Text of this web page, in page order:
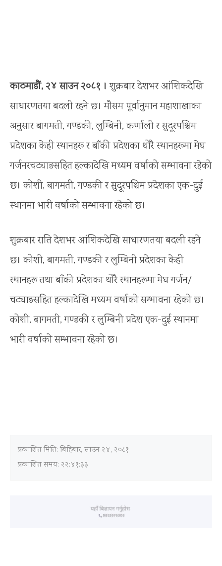
काठमाडौं, २४ साउन २०८१ । शुक्रबार देशभर आंशिकदेखि
साधारणतया बदली रहने छ। मौसम पूर्वानुमान महाशाखाका
अनुसार बागमती, गण्डकी, लुम्बिनी, कर्णाली र सुदूरपश्चिम
प्रदेशका केही स्थानहरू र बाँकी प्रदेशका थोरै स्थानहरूमा मेघ
गर्जनरचट्याङसहित हल्कादेखि मध्यम वर्षाको सम्भावना रहेको
छ। कोशी, बागमती, गण्डकी र सुदूरपश्चिम प्रदेशका एक-दुई
स्थानमा भारी वर्षाको सम्भावना रहेको छ।
शुक्रबार राति देशभर आंशिकदेखि साधारणतया बदली रहने
छ। कोशी, बागमती, गण्डकी र लुम्बिनी प्रदेशका केही
स्थानहरू तथा बाँकी प्रदेशका थोरै स्थानहरूमा मेघ गर्जन/
चट्याङसहित हल्कादेखि मध्यम वर्षाको सम्भावना रहेको छ।
कोशी, बागमती, गण्डकी र लुम्बिनी प्रदेश एक-दुई स्थानमा
भारी वर्षाको सम्भावना रहेको छ।
प्रकाशित मिति: बिहिबार, साउन २४, २०८१
प्रकाशित समय: २२:४१:३३